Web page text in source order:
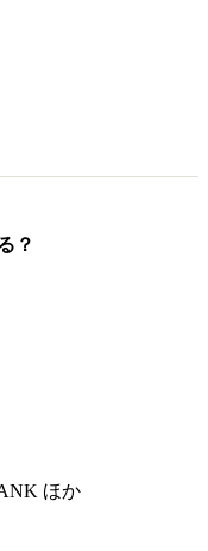
？
ほか